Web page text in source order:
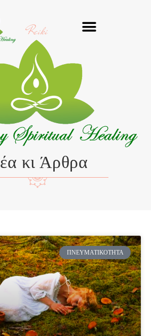
Reiki
κι Άρθρα
ΠΝΕΥΜΑΤΙΚΌΤΗΤΑ